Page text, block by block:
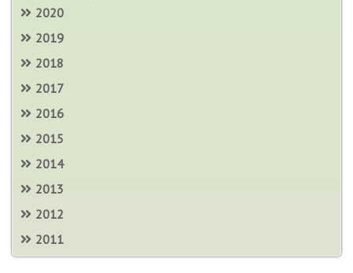
2020
2019
2018
2017
2016
2015
2014
2013
2012
2011